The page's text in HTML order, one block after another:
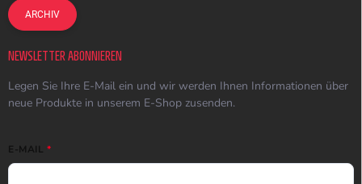
ARCHIV
NEWSLETTER ABONNIEREN
Legen Sie Ihre E-Mail ein und wir werden Ihnen Informationen über
neue Produkte in unserem E-Shop zusenden.
E-MAIL